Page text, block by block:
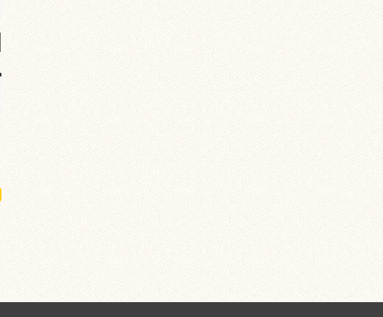
après. Un reçu cassé par le transport
immédiatement renvoyé un neuf en...
qualité , je recommande